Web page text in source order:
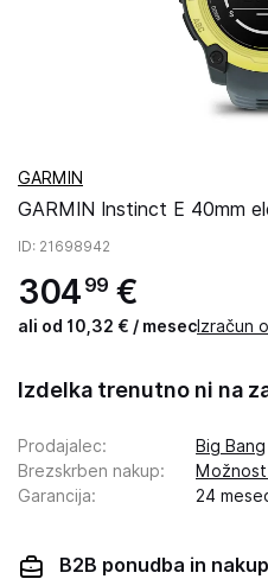
GARMIN
GARMIN Instinct E 40mm
ID: 21698942
304 99 €
ali od 10,32 € / mesec Izračun
Izdelka trenutno ni na
Prodajalec:
Big Bang
Brezskrben nakup:
Garancija: 24
B2B ponudba in